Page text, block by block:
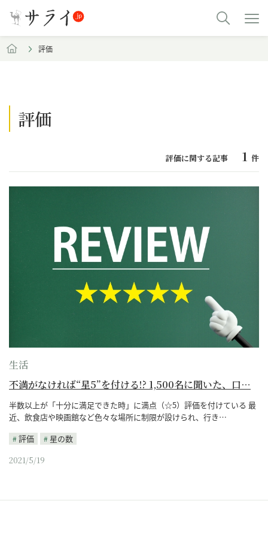
評価
評価
評価に関する記事 1 件
生活
不満がなければ“星5”を付ける!? 1,500名に聞いた、口…
半数以上が「十分に満足できた時」に満点（☆5）評価を付けている 最
近、飲食店や映画館など色々な場所に制限が設けられ、行き…
評価
星の数
2021/5/19